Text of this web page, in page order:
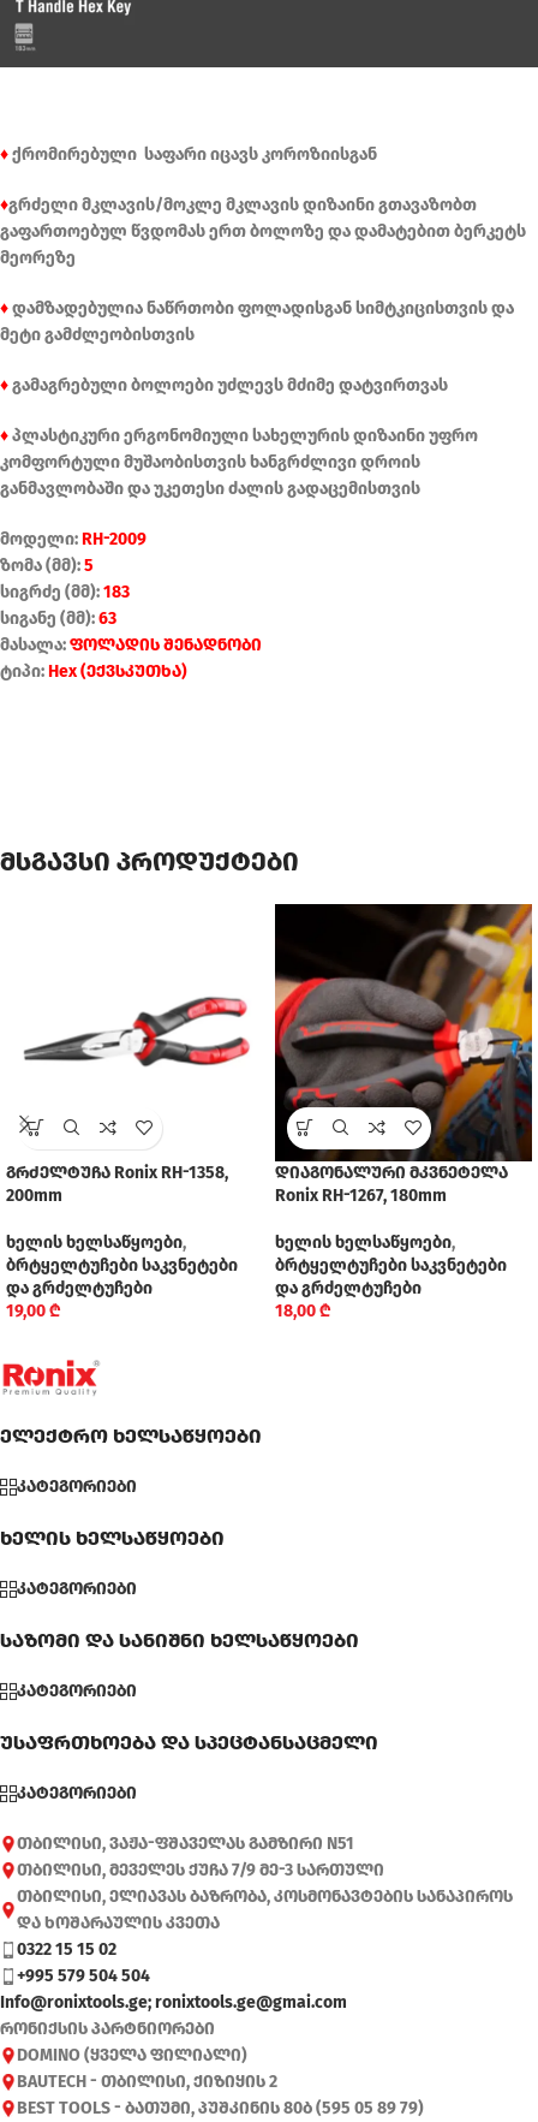
♦ქრომირებული საფარი იცავს კოროზიისგან
♦გრძელი მკლავის/მოკლე მკლავის დიზაინი გთავაზობთ
გაფართოებულ წვდომას ერთ ბოლოზე და დამატებით ბერკეტს
მეორეზე
♦დამზადებულია ნაწრთობი ფოლადისგან სიმტკიცისთვის და
მეტი გამძლეობისთვის
♦გამაგრებული ბოლოები უძლევს მძიმე დატვირთვას
♦პლასტიკური ერგონომიული სახელურის დიზაინი უფრო
კომფორტული მუშაობისთვის ხანგრძლივი დროის
განმავლობაში და უკეთესი ძალის გადაცემისთვის
მოდელი:RH-2009
ზომა (მმ):5
სიგრძე (მმ):183
სიგანე (მმ):63
მასალა:ფოლადის შენადნობი
ტიპი:Hex (ექვსკუთხა)
მსგავსი პროდუქტები
გრძელტუჩა Ronix RH-1358,
200mm
ხელის ხელსაწყოები,
ბრტყელტუჩები საკვნეტები
და გრძელტუჩები
19,00₾
დიაგონალური მკვნეტელა
Ronix RH-1267, 180mm
ხელის ხელსაწყოები,
ბრტყელტუჩები საკვნეტები
და გრძელტუჩები
18,00₾
ელექტრო ხელსაწყოები
კატეგორიები
ხელის ხელსაწყოები
კატეგორიები
საზომი და სანიშნი ხელსაწყოები
კატეგორიები
უსაფრთხოება და სპეცტანსაცმელი
კატეგორიები
თბილისი, ვაჟა-ფშაველას გამზირი N51
თბილისი, მეველეს ქუჩა 7/9 მე-3 სართული
თბილისი, ელიავას ბაზრობა, კოსმონავტების სანაპიროს
და ხოშარაულის კვეთა
0322 15 15 02
+995 579 504 504
Info@ronixtools.ge; ronixtools.ge@gmai.com
რონიქსის პარტნიორები
DOMINO (ყველა ფილიალი)
BAUTECH - თბილისი, ქიზიყის 2
BEST TOOLS - ბათუმი, პუშკინის 80ბ (595 05 89 79)